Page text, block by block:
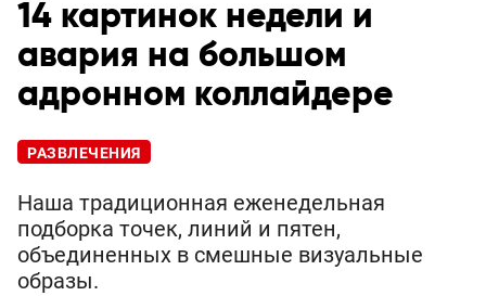
14 картинок недели и
авария на большом
адронном коллайдере
РАЗВЛЕЧЕНИЯ
Наша традиционная еженедельная
подборка точек, линий и пятен,
объединенных в смешные визуальные
образы.